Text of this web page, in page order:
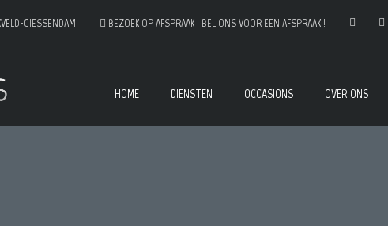
BEZOEK OP AFSPRAAK | BEL ONS VOOR EEN AFSPRAAK !
GIESSENDAM
HOME DIENSTEN OCCASIONS OVER ONS